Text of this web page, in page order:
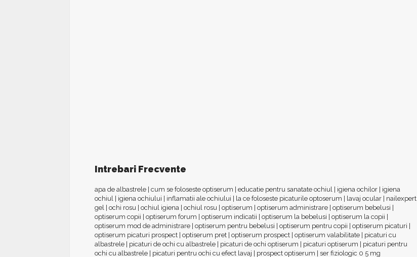
Intrebari Frecvente
apa de albastrele cum se foloseste optiserum educatie pentru sanatate ochiul igiena ochilor
igiena
ochiul
igiena ochiului inflamatii ale ochiului la ce foloseste picaturile optoserum lavaj ocular
nailexpert
gel ochi rosu ochiul igiena ochiul rosu optiserum optiserum administrare optiserum bebelusi
optiserum copii
optiserum forum optiserum indicatii optiserum la bebelusi optiserum la copii
optiserum mod de administrare optiserum pentru bebelusi optiserum pentru copii optiserum picaturi
optiserum picaturi prospect optiserum pret optiserum prospect optiserum valabilitate
picaturi cu
albastrele
picaturi de ochi cu albastrele picaturi de ochi optiserum picaturi optiserum
picaturi pentru
ochi cu albastrele
picaturi pentru ochi cu efect lavaj prospect optiserum ser fiziologic 0 5 mg